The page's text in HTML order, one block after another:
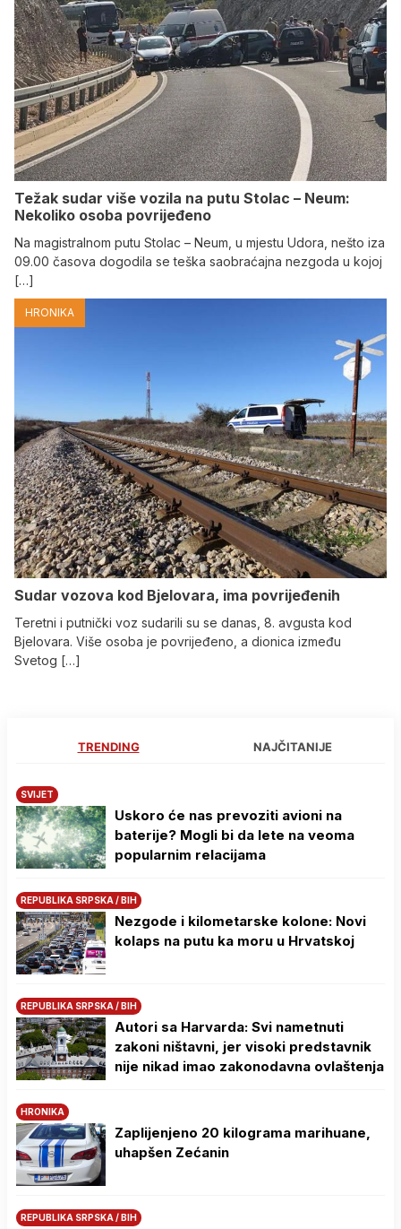
Težak sudar više vozila na putu Stolac – Neum:
Nekoliko osoba povrijeđeno
Na magistralnom putu Stolac – Neum, u mjestu Udora, nešto iza
09.00 časova dogodila se teška saobraćajna nezgoda u kojoj
[…]
HRONIKA
Sudar vozova kod Bjelovara, ima povrijeđenih
Teretni i putnički voz sudarili su se danas, 8. avgusta kod
Bjelovara. Više osoba je povrijeđeno, a dionica između
Svetog […]
TRENDING NAJČITANIJE
SVIJET
Uskoro će nas prevoziti avioni na
baterije? Mogli bi da lete na veoma
popularnim relacijama
REPUBLIKA SRPSKA / BIH
Nezgode i kilometarske kolone: Novi
kolaps na putu ka moru u Hrvatskoj
REPUBLIKA SRPSKA / BIH
Autori sa Harvarda: Svi nametnuti
zakoni ništavni, jer visoki predstavnik
nije nikad imao zakonodavna ovlaštenja
HRONIKA
Zaplijenjeno 20 kilograma marihuane,
uhapšen Zećanin
REPUBLIKA SRPSKA / BIH